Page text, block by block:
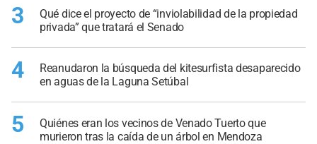
3
Qué dice el proyecto de “inviolabilidad de la propiedad
privada” que tratará el Senado
4
Reanudaron la búsqueda del kitesurfista desaparecido
en aguas de la Laguna Setúbal
5
Quiénes eran los vecinos de Venado Tuerto que
murieron tras la caída de un árbol en Mendoza